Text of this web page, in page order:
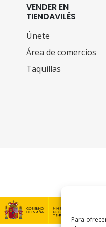
Para
VENDER EN
TIENDAVILÉS
Únete
Área de comercios
Taquillas